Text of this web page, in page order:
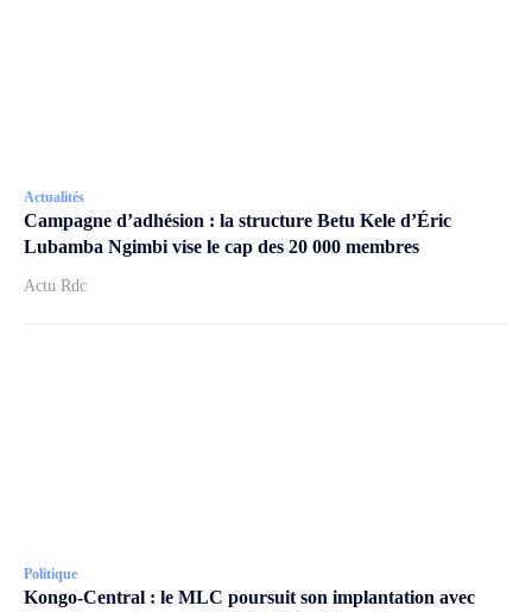
Actualités
Campagne d’adhésion : la structure Betu Kele d’Éric
Lubamba Ngimbi vise le cap des 20 000 membres
Actu Rdc
Politique
Kongo-Central : le MLC poursuit son implantation avec